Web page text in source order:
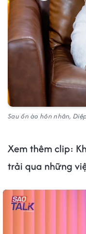
Sau ồn ào hôn nhân,
Xem thêm clip:
trải qua những